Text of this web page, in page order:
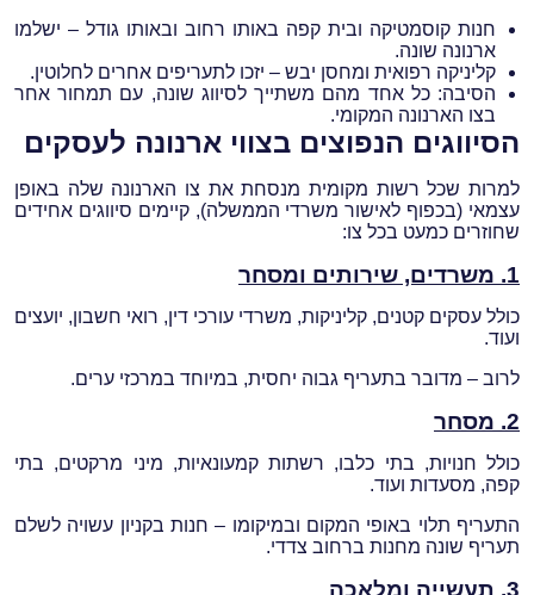
חנות קוסמטיקה ובית קפה באותו רחוב ובאותו גודל – ישלמו
ארנונה שונה.
קליניקה רפואית ומחסן יבש – יזכו לתעריפים אחרים לחלוטין.
הסיבה: כל אחד מהם משתייך לסיווג שונה, עם תמחור אחר
בצו הארנונה המקומי.
הסיווגים הנפוצים בצווי ארנונה לעסקים
למרות שכל רשות מקומית מנסחת את צו הארנונה שלה באופן
עצמאי (בכפוף לאישור משרדי הממשלה), קיימים סיווגים אחידים
שחוזרים כמעט בכל צו:
1. משרדים, שירותים ומסחר
כולל עסקים קטנים, קליניקות, משרדי עורכי דין, רואי חשבון, יועצים
ועוד.
לרוב – מדובר בתעריף גבוה יחסית, במיוחד במרכזי ערים.
2. מסחר
כולל חנויות, בתי כלבו, רשתות קמעונאיות, מיני מרקטים, בתי
קפה, מסעדות ועוד.
התעריף תלוי באופי המקום ובמיקומו – חנות בקניון עשויה לשלם
תעריף שונה מחנות ברחוב צדדי.
3. תעשייה ומלאכה